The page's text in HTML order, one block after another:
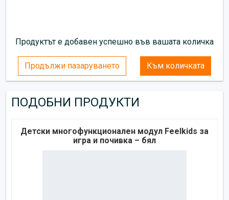
Продуктът е добавен успешно във вашата количка
Продължи пазаруването Към количката
ПОДОБНИ ПРОДУКТИ
Детски многофункционален модул Feelkids за
игра и почивка – бял